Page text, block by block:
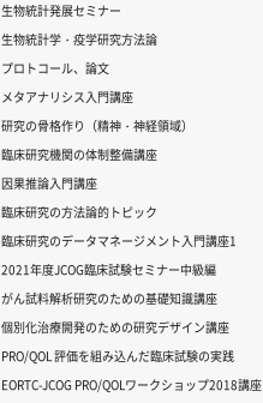
生物統計発展セミナー
生物統計学・疫学研究方法論
プロトコール、論文
メタアナリシス入門講座
研究の骨格作り（精神・神経領域）
臨床研究機関の体制整備講座
因果推論入門講座
臨床研究の方法論的トピック
臨床研究のデータマネージメント入門講座1
2021年度JCOG臨床試験セミナー中級編
がん試料解析研究のための基礎知識講座
個別化治療開発のための研究デザイン講座
PRO/QOL 評価を組み込んだ臨床試験の実践
EORTC-JCOG PRO/QOLワークショップ2018講座